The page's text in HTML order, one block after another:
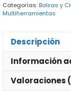
Categorías:Bolsas y
Multiherramientas
Descripción
Información
Valoraciones